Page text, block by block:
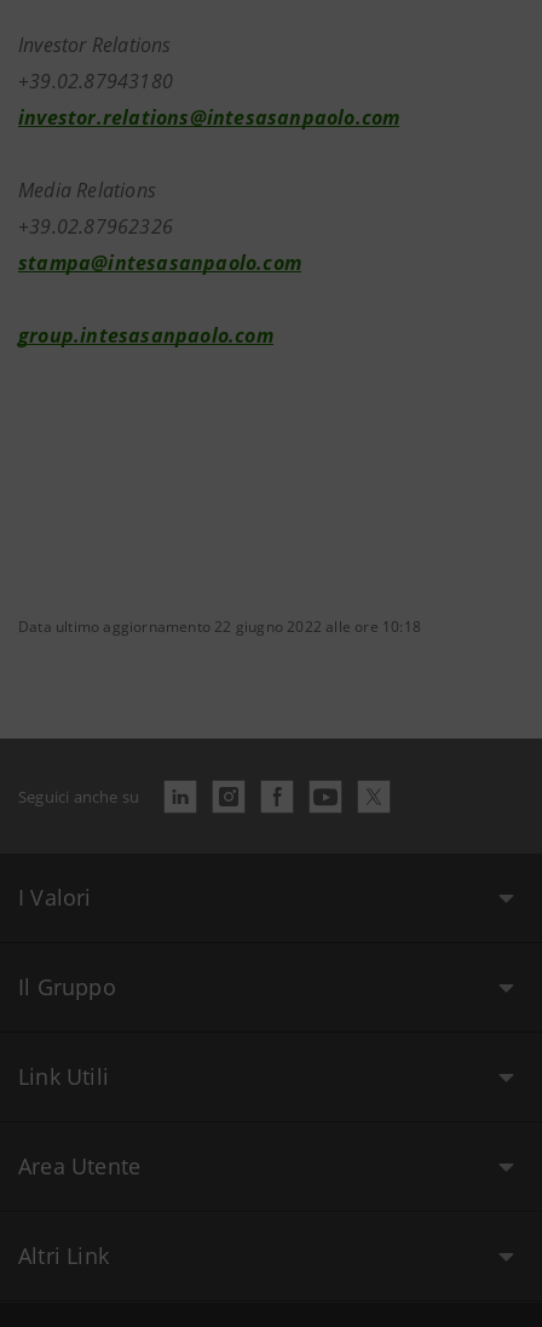
Investor Relations
+39.02.87943180
investor.relations@intesasanpaolo.com
Media Relations
+39.02.87962326
stampa@intesasanpaolo.com
group.intesasanpaolo.com
Data ultimo aggiornamento 22 giugno 2022 alle ore 10:18
Seguici anche su
I Valori
Il Gruppo
Link Utili
Area Utente
Altri Link